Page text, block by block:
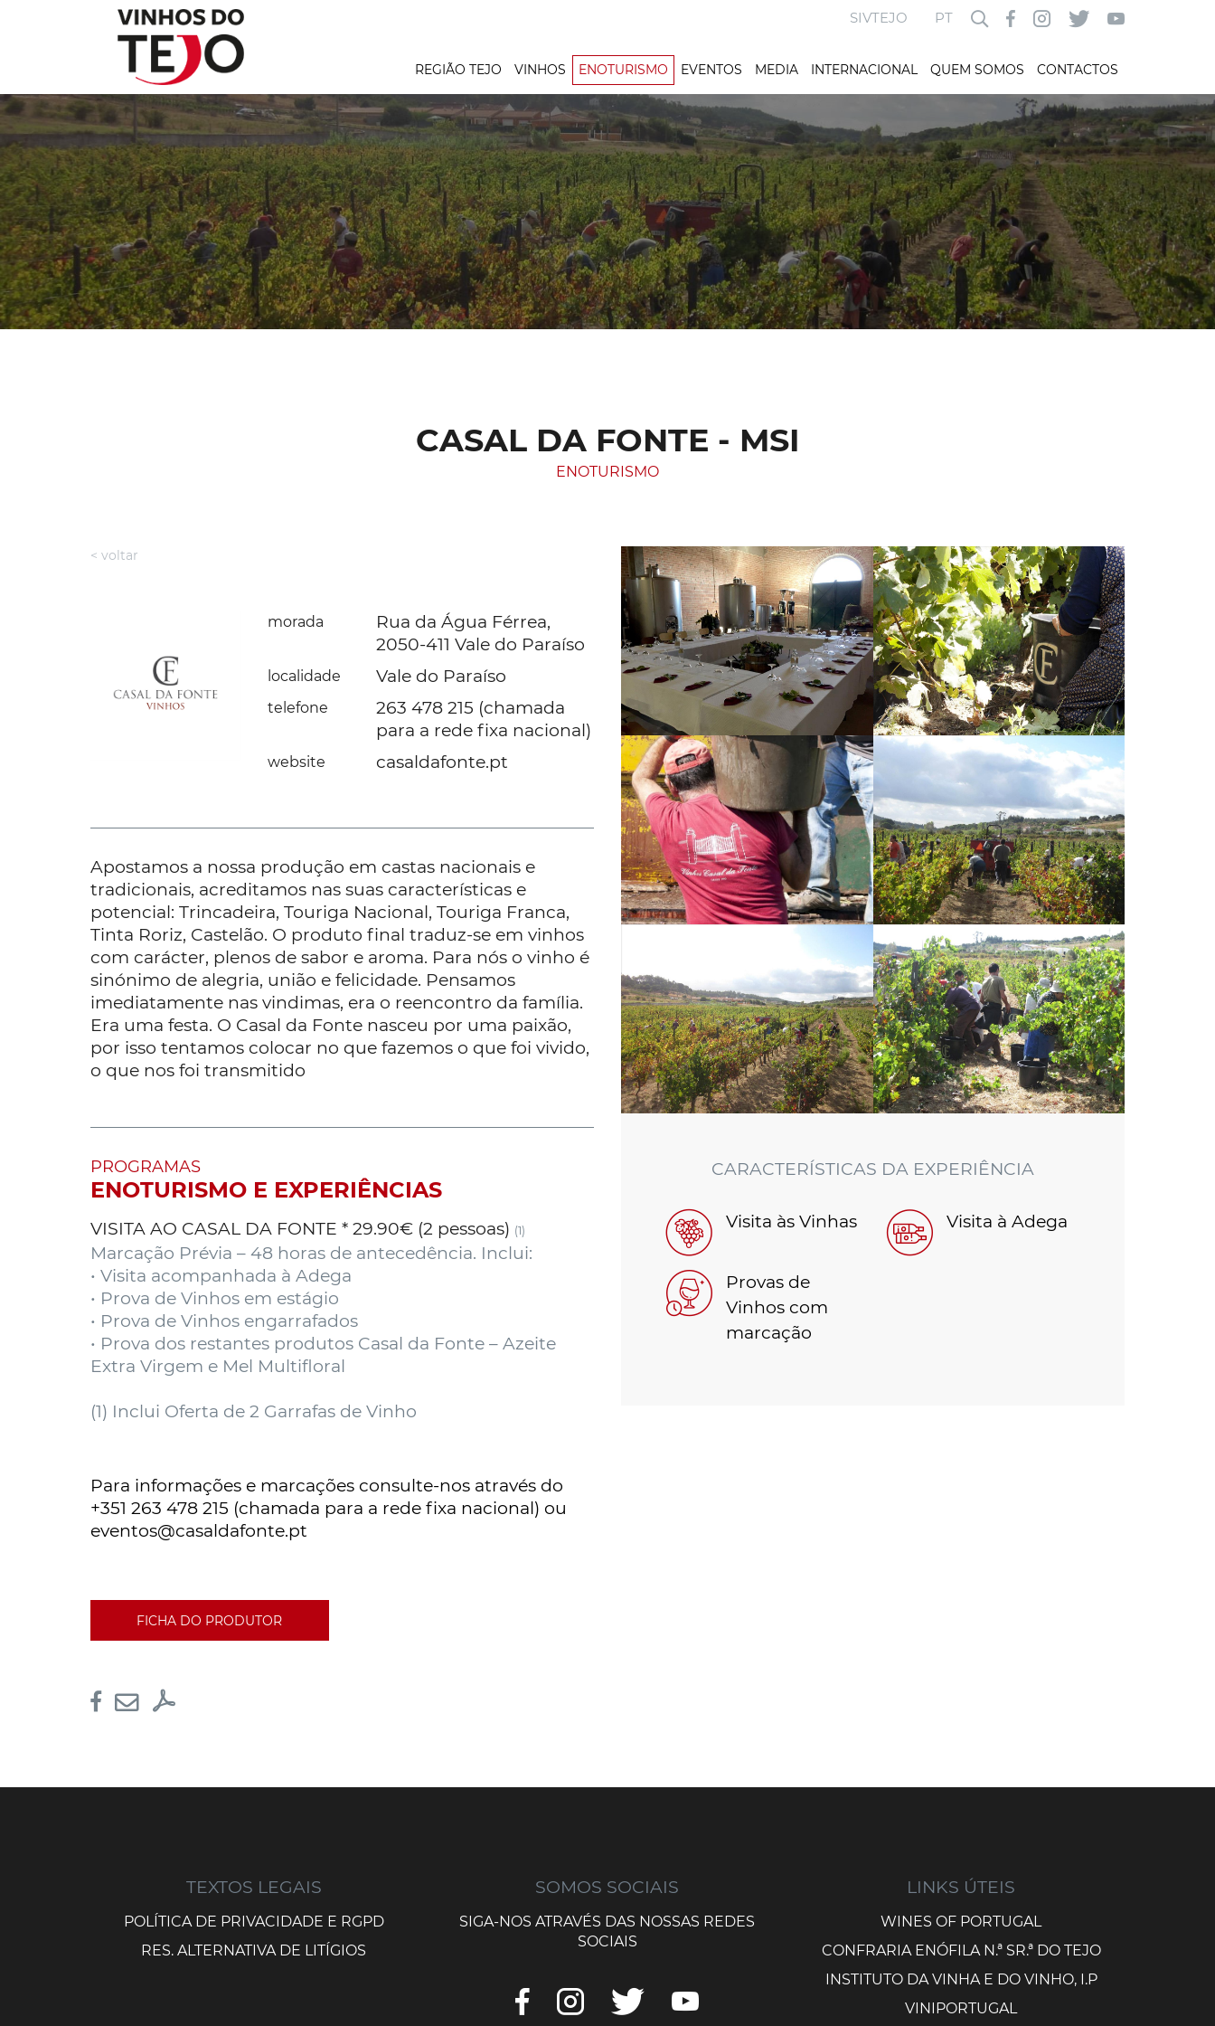
SIVTEJO PT
REGIÃO TEJO VINHOS ENOTURISMO EVENTOS MEDIA INTERNACIONAL QUEM SOMOS CONTACTOS
CASAL DA FONTE - MSI
ENOTURISMO
< voltar
morada
Rua da Água Férrea,
2050-411 Vale do Paraíso
localidade Vale do Paraíso
telefone
263 478 215 (chamada
para a rede fixa nacional)
website casaldafonte.pt
Apostamos a nossa produção em castas nacionais e
tradicionais, acreditamos nas suas características e
potencial: Trincadeira, Touriga Nacional, Touriga Franca,
Tinta Roriz, Castelão. O produto final traduz-se em vinhos
com carácter, plenos de sabor e aroma. Para nós o vinho é
sinónimo de alegria, união e felicidade. Pensamos
imediatamente nas vindimas, era o reencontro da família.
Era uma festa. O Casal da Fonte nasceu por uma paixão,
por isso tentamos colocar no que fazemos o que foi vivido,
o que nos foi transmitido
PROGRAMAS
ENOTURISMO E EXPERIÊNCIAS
VISITA AO CASAL DA FONTE * 29.90€ (2 pessoas) (1)
Marcação Prévia – 48 horas de antecedência. Inclui:
• Visita acompanhada à Adega
• Prova de Vinhos em estágio
• Prova de Vinhos engarrafados
• Prova dos restantes produtos Casal da Fonte – Azeite
Extra Virgem e Mel Multifloral
(1) Inclui Oferta de 2 Garrafas de Vinho
Para informações e marcações consulte-nos através do
+351 263 478 215 (chamada para a rede fixa nacional) ou
eventos@casaldafonte.pt
FICHA DO PRODUTOR
CARACTERÍSTICAS DA EXPERIÊNCIA
Visita às Vinhas Visita à Adega
Provas de
Vinhos com
marcação
TEXTOS LEGAIS
POLÍTICA DE PRIVACIDADE E RGPD
RES. ALTERNATIVA DE LITÍGIOS
SOMOS SOCIAIS
SIGA-NOS ATRAVÉS DAS NOSSAS REDES
SOCIAIS
LINKS ÚTEIS
WINES OF PORTUGAL
CONFRARIA ENÓFILA N.ª SR.ª DO TEJO
INSTITUTO DA VINHA E DO VINHO, I.P
VINIPORTUGAL